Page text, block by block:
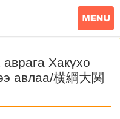
Хакүхо
авлаа/横綱大関